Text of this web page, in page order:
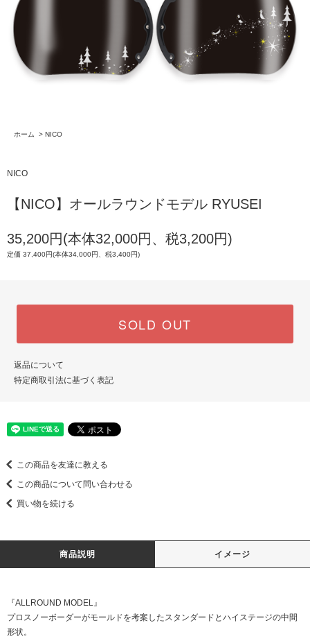
ホーム > NICO
NICO
【NICO】オールラウンドモデル RYUSEI
35,200円(本体32,000円、税3,200円)
定価 37,400円(本体34,000円、税3,400円)
SOLD OUT
返品について
特定商取引法に基づく表記
この商品を友達に教える
この商品について問い合わせる
買い物を続ける
商品説明 イメージ
『ALLROUND MODEL』
プロスノーボーダーがモールドを考案したスタンダードとハイステージの中間
形状。